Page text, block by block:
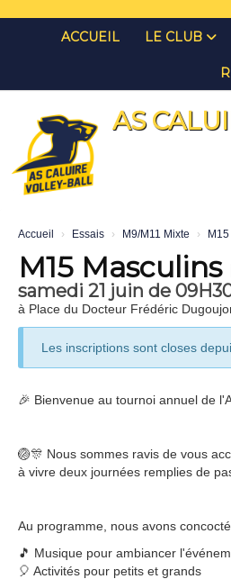
ACCUEIL LE CLUB
AS
Accueil Essais M9/M11 Mixte
M15 Masculins
samedi 21 juin de
à Place du Docteur Frédéric
Les inscriptions sont closes
🎉 Bienvenue au tournoi annuel de
🏐🎊 Nous sommes ravis de vous
à vivre deux journées remplies de
Au programme, nous avons
🎵 Musique pour ambiancer
🎈 Activités pour petits et grands